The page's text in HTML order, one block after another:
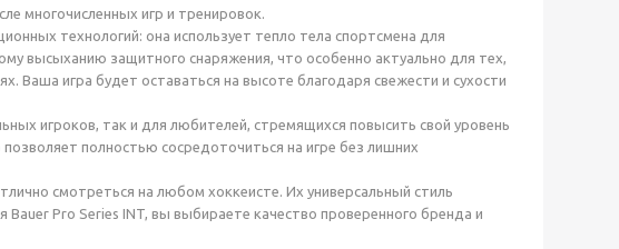
многочисленных игр и тренировок.
технологий: она использует тепло тела спортсмена для
высыханию защитного снаряжения, что особенно актуально для тех,
Ваша игра будет оставаться на высоте благодаря свежести и сухости
игроков, так и для любителей, стремящихся повысить свой уровень
полностью сосредоточиться на игре без лишних
смотреться на любом хоккеисте. Их универсальный стиль
Pro Series INT, вы выбираете качество проверенного бренда и